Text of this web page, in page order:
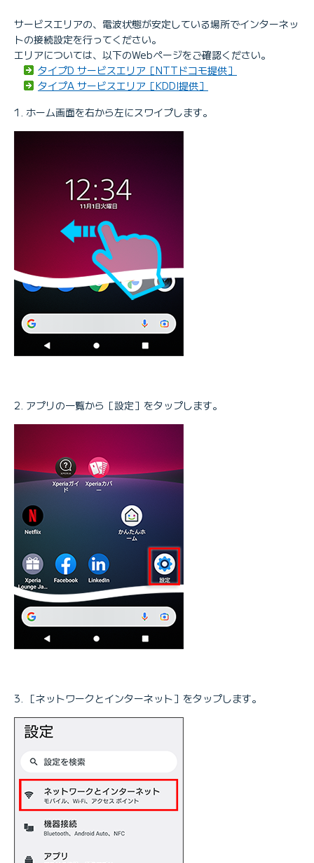
サービスエリアの、電波状態が安定している場所でインターネッ
トの接続設定を行ってください。
エリアについては、以下のWebページをご確認ください。
タイプD サービスエリア［NTTドコモ提供］
タイプA サービスエリア［KDDI提供］
ホーム画面を右から左にスワイプします。
アプリの一覧から［設定］をタップします。
［ネットワークとインターネット］をタップします。